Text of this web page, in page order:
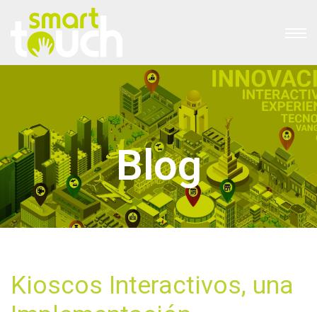
Blog
Kioscos Interactivos, una